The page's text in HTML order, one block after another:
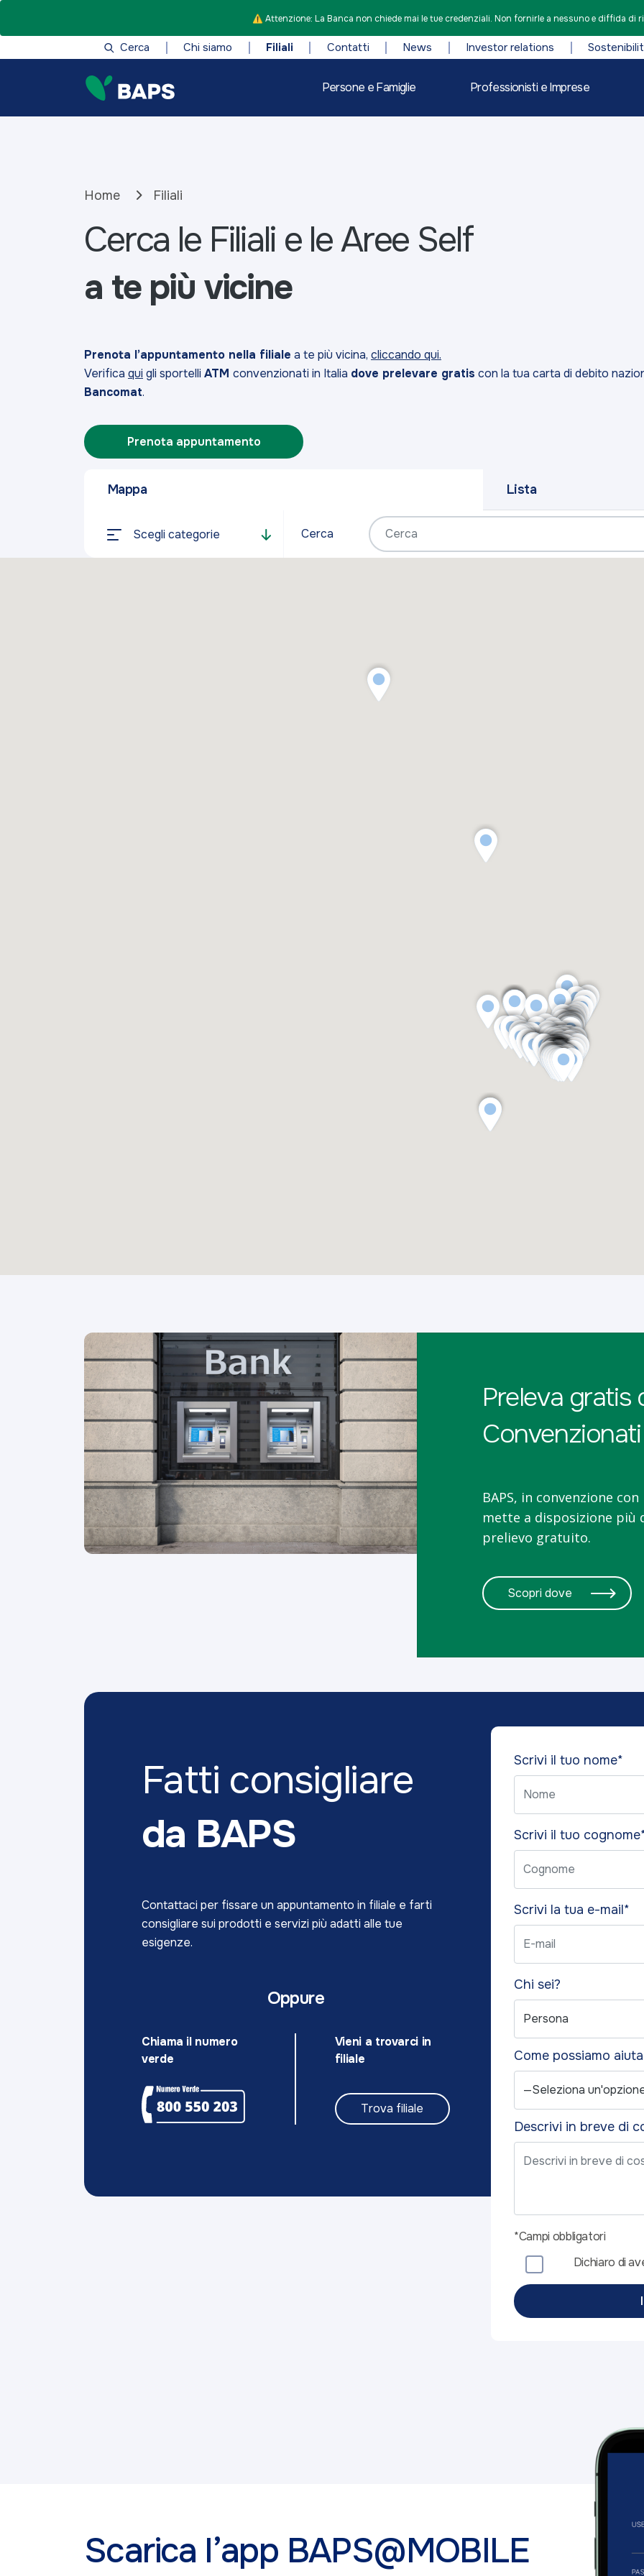
⚠️ Attenzione: La Banca non chiede mai le tue credenziali. Non fornirle a nessuno e diffida di
Cerca Chi siamo Filiali Contatti News Investor relations
Persone e Famiglie Professionisti e Imprese
Home Filiali
Cerca le Filiali e le Aree Self
a te più vicine
Prenota l’appuntamento nella filiale a te più vicina, cliccando qui.
Verifica qui gli sportelli ATM convenzionati in Italia dove prelevare gratis con la tua carta di debito
Bancomat.
Prenota appuntamento
Mappa Lista
Scegli categorie Cerca
Preleva gratis
Convenzionati
BAPS, in convenzione
mette a disposizione più
prelievo gratuito.
Scopri dove
Fatti consigliare
da BAPS
Contattaci per fissare un appuntamento in filiale e farti
consigliare sui prodotti e servizi più adatti alle tue
esigenze.
Oppure
Chiama il numero
verde
Vieni a trovarci in
filiale
Trova filiale
Please
leave
this
field
empty.
Scrivi il tuo nome*
Scrivi il tuo
Scrivi la tua e-mail*
Chi sei?
Come possiamo
Descrivi in breve di
*Campi obbligatori
Dichiaro di
Scarica l’app BAPS@MOBILE